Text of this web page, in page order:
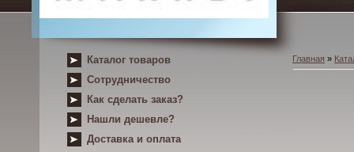
Каталог товаров
Сотрудничество
Как сделать заказ?
Нашли дешевле?
Доставка и оплата
Главная »